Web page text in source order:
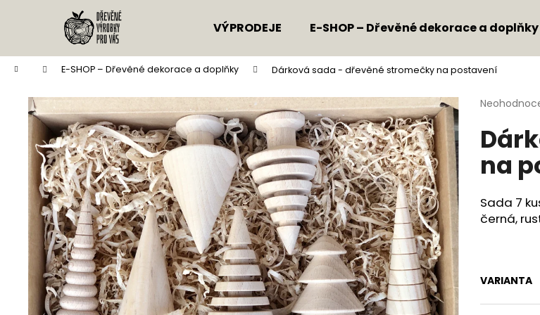
VÝPRODEJE E-SHOP – Dřevěné dekorace a doplňky
Domů E-SHOP – Dřevěné dekorace a doplňky Dárková sada - dřevěné stromečky na postavení
Průměrné
produktu
je
hvězdiček.
na
Sada 7
černá,
VARIANTA
Zpět
do
obchodu
Zpět
do
obchodu
í
Zpět
do
obchodu
Zpět
do
obchodu
Co potřebujete najít?
Doporučujeme